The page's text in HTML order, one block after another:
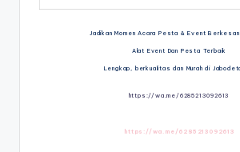
Jadikan Momen Acara Pesta & Event Berkesan
Alat Event Dan Pesta Terbaik
Lengkap, berkualitas dan Murah di
https://wa.me/6285213092613
https://wa.me/6285213092613